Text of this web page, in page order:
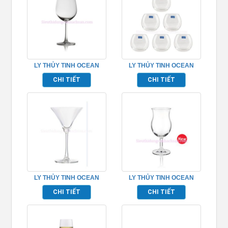
LY THỦY TINH OCEAN
MADISON BORDEAUX
TP_1015A21
CHI TIẾT
LY THỦY TINH OCEAN
MADISON ROCK
TP_C18413
CHI TIẾT
LY THỦY TINH OCEAN
MADISON COCKTAIL
TP_1015C10
CHI TIẾT
LY THỦY TINH OCEAN
POCO GRAND
TP_1522H12
CHI TIẾT